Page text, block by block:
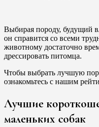
Выбирая породу, будущий
он справится со всеми
животному достаточно
дрессировать питомца.
Чтобы выбрать лучшую
ознакомьтесь с нашим
Лучшие
маленьких собак